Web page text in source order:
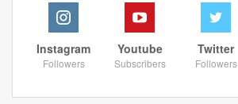
Twitter
Followers
Youtube
Subscribers
Instagram
Followers